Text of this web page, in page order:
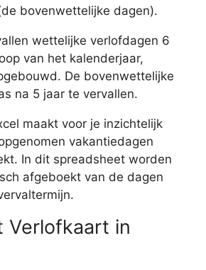
bovenwettelijke dagen).
wettelijke verlofdagen 6
van het kalenderjaar,
De bovenwettelijke
na 5 jaar te vervallen.
maakt voor je inzichtelijk
vakantiedagen
In dit spreadsheet worden
afgeboekt van de dagen
Verlofkaart in